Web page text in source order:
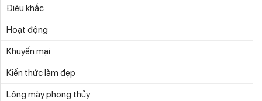
Điêu khắc
Hoạt động
Khuyến mại
Kiến thức làm đẹp
Lông mày phong thủy